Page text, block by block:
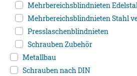
Mehrbereichsblindnieten
Mehrbereichsblindnieten Stahl
Presslaschenblindnieten
Schrauben Zubehör
Metallbau
Schrauben nach DIN